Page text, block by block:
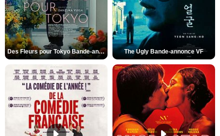
Des Fleurs pour Tokyo Bande-annonce VO STFR The Ugly Bande-annonce VF